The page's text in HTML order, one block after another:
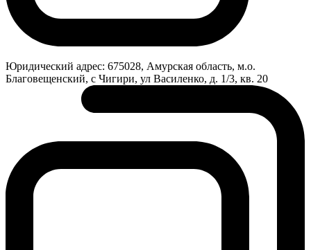
Юридический адрес: 675028, Амурская область, м.о.
Благовещенский, с Чигири, ул Василенко, д. 1/3, кв. 20